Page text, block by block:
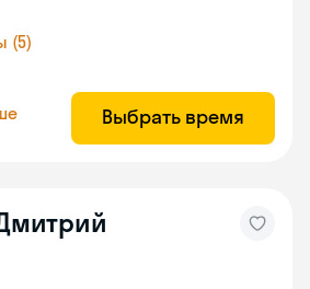
(5)
Выбрать время